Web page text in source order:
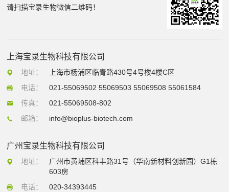
请扫描宝录生物微信二维码！
上海宝录生物科技有限公司
地址：
上海市杨浦区临青路430号4号楼4楼C区
电话：
021-55069502 55069503 55069508 55061584
传真：
021-55069508-802
邮箱：
info@bioplus-biotech.com
广州宝录生物科技有限公司
地址：
广州市黄埔区科丰路31号（华南新材料创新园）G1栋
603房
电话：
020-34393445